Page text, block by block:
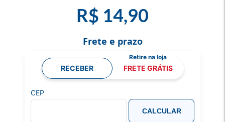
R$ 14,90
Frete e prazo
RECEBER FRETE GRÁTIS
CEP
CALCULAR